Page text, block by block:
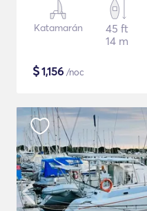
Katamarán
45 ft
14 m
$1,156 /noc